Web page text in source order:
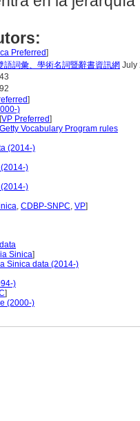
Preferred]
語詞彙、學術名詞暨辭書資訊網 July
]
)
[VP Preferred]
Getty Vocabulary Program rules
(2014-)
)
)
, CDBP-SNPC, VP]
Sinica]
Sinica data (2014-)
)
]
(2000-)